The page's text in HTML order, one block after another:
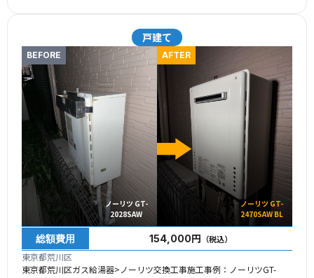
戸建て
BEFORE
ノーリツ GT-
2028SAW
AFTER
ノーリツ GT-
2470SAW BL
総額費用 154,000円 （税込）
東京都荒川区
東京都荒川区ガス給湯器>ノーリツ交換工事施工事例：ノーリツGT-